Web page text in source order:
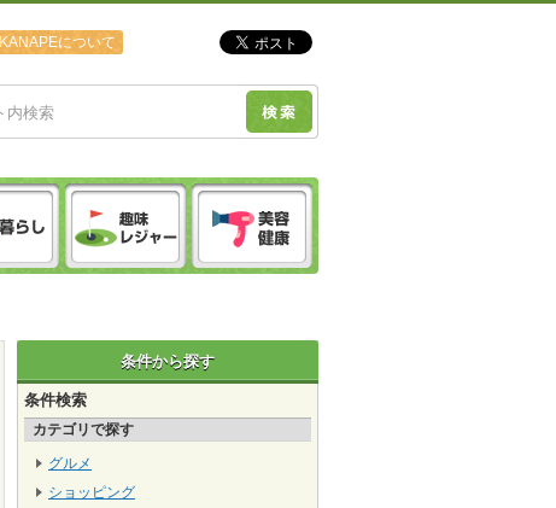
KANAPEについて
条件から探す
条件検索
カテゴリで探す
グルメ
ショッピング